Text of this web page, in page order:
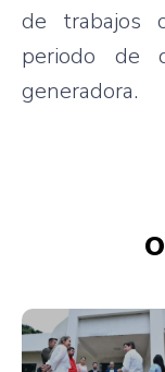
de trabajos
periodo de
generadora.